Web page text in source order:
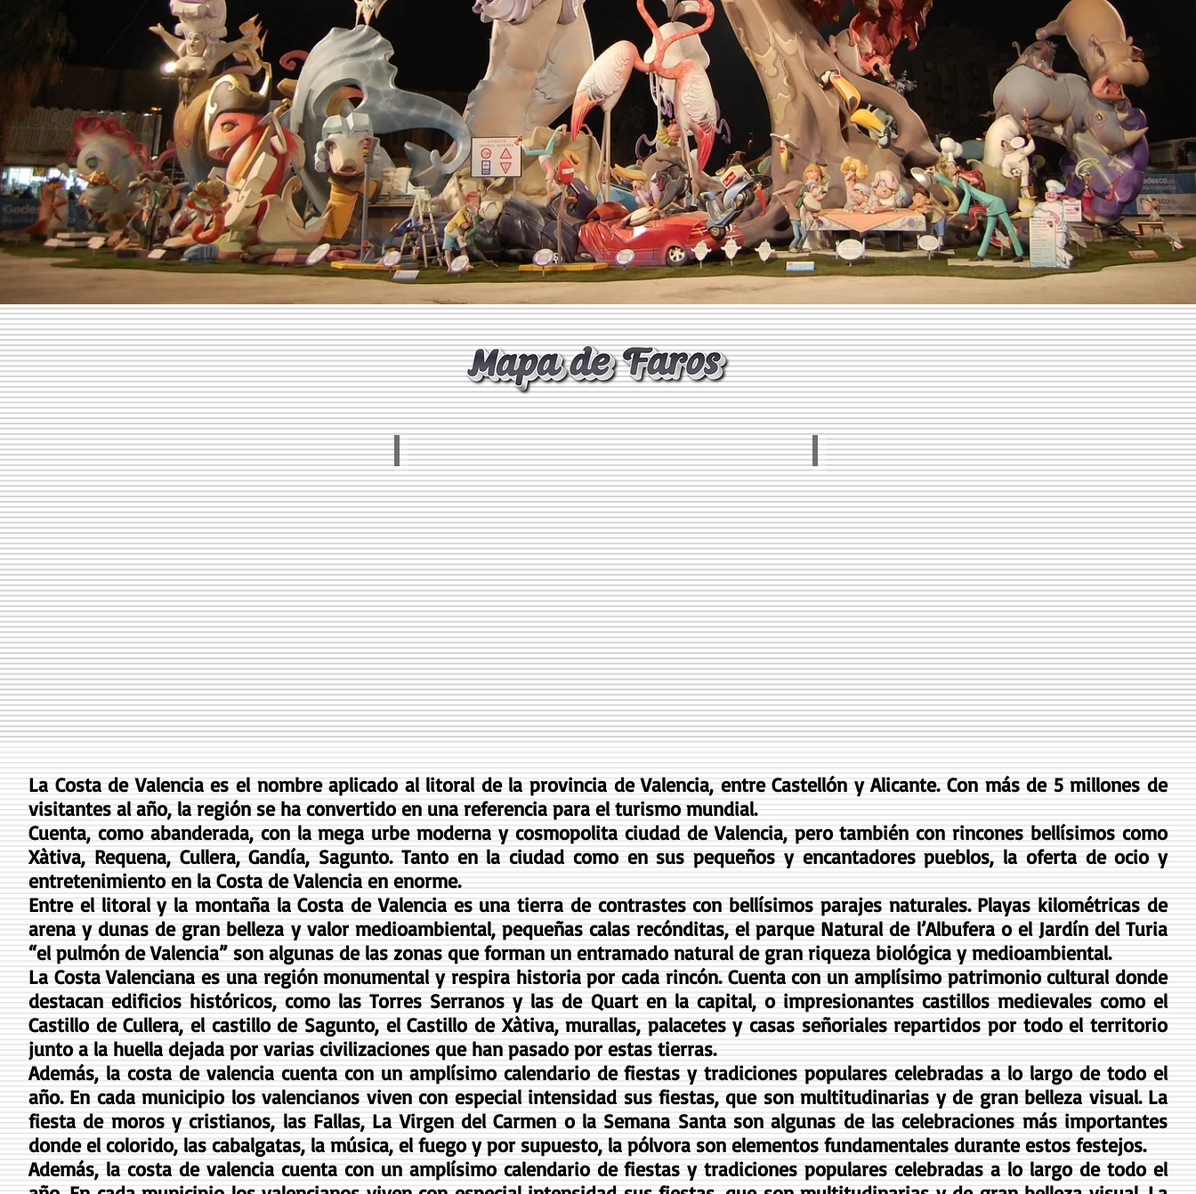
Valencia Canet
La Costa de Valencia es el nombre aplicado al litoral de la provincia de Valencia, entre Castellón y Alicante. Con más de 5 millones de
visitantes al año, la región se ha convertido en una referencia para el turismo mundial.
Cuenta, como abanderada, con la mega urbe moderna y cosmopolita ciudad de Valencia, pero también con rincones bellísimos como
Xàtiva, Requena, Cullera, Gandía, Sagunto. Tanto en la ciudad como en sus pequeños y encantadores pueblos, la oferta de ocio y
entretenimiento en la Costa de Valencia en enorme.
Entre el litoral y la montaña la Costa de Valencia es una tierra de contrastes con bellísimos parajes naturales. Playas kilométricas de
arena y dunas de gran belleza y valor medioambiental, pequeñas calas recónditas, el parque Natural de l’Albufera o el Jardín del Turia
“el pulmón de Valencia” son algunas de las zonas que forman un entramado natural de gran riqueza biológica y medioambiental.
La Costa Valenciana es una región monumental y respira historia por cada rincón. Cuenta con un amplísimo patrimonio cultural donde
destacan edificios históricos, como las Torres Serranos y las de Quart en la capital, o impresionantes castillos medievales como el
Castillo de Cullera, el castillo de Sagunto, el Castillo de Xàtiva, murallas, palacetes y casas señoriales repartidos por todo el territorio
junto a la huella dejada por varias civilizaciones que han pasado por estas tierras.
Además, la costa de valencia cuenta con un amplísimo calendario de fiestas y tradiciones populares celebradas a lo largo de todo el
año. En cada municipio los valencianos viven con especial intensidad sus fiestas, que son multitudinarias y de gran belleza visual. La
fiesta de moros y cristianos, las Fallas, La Virgen del Carmen o la Semana Santa son algunas de las celebraciones más importantes
donde el colorido, las cabalgatas, la música, el fuego y por supuesto, la pólvora son elementos fundamentales durante estos festejos.
Además, la costa de valencia cuenta con un amplísimo calendario de fiestas y tradiciones populares celebradas a lo largo de todo el